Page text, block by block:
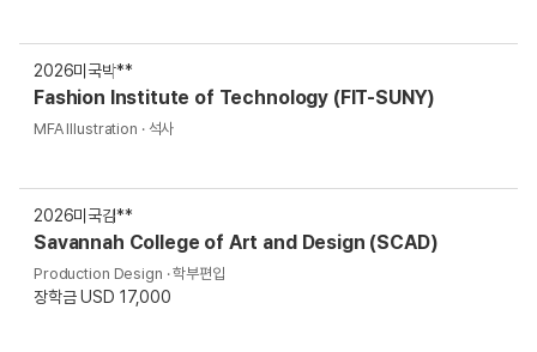
2026미국박**
Fashion Institute of Technology (FIT-SUNY)
MFA Illustration · 석사
2026미국김**
Savannah College of Art and Design (SCAD)
Production Design · 학부편입
장학금 USD 17,000